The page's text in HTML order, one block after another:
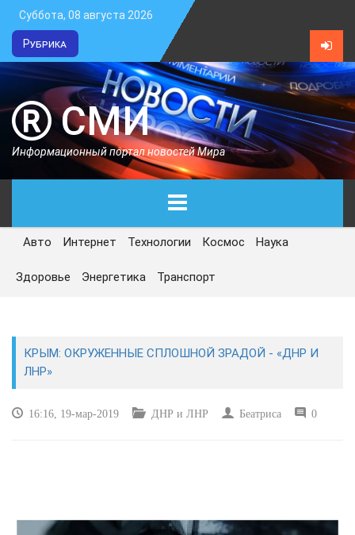
Суббота, 08 августа 2026
Рубрика
СМИ
Информационный портал новостей Мира
ГЛАВНАЯ
СЕГОДНЯ
ЭКОНОМИКА
ПРОИСШЕСТВИЯ
Авто Интернет Технологии Космос Наука
Здоровье Энергетика Транспорт
КРЫМ: ОКРУЖЕННЫЕ СПЛОШНОЙ ЗРАДОЙ - «ДНР И
ЛНР»
16:16, 19-мар-2019 ДНР и ЛНР Беатриса 0